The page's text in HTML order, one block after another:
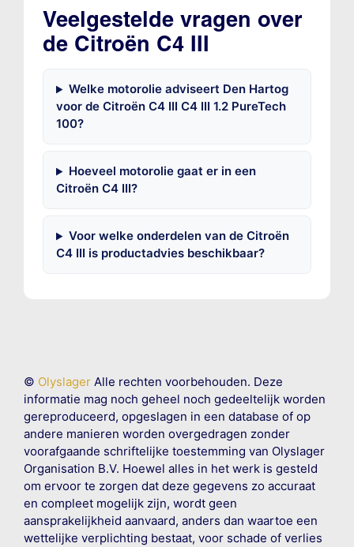
Veelgestelde vragen over
de Citroën C4 III
Welke motorolie adviseert Den Hartog
voor de Citroën C4 III C4 III 1.2 PureTech
100?
Hoeveel motorolie gaat er in een
Citroën C4 III?
Voor welke onderdelen van de Citroën
C4 III is productadvies beschikbaar?
© OlyslagerAlle rechten voorbehouden. Deze
informatie mag noch geheel noch gedeeltelijk worden
gereproduceerd, opgeslagen in een database of op
andere manieren worden overgedragen zonder
voorafgaande schriftelijke toestemming van Olyslager
Organisation B.V. Hoewel alles in het werk is gesteld
om ervoor te zorgen dat deze gegevens zo accuraat
en compleet mogelijk zijn, wordt geen
aansprakelijkheid aanvaard, anders dan waartoe een
wettelijke verplichting bestaat, voor schade of verlies